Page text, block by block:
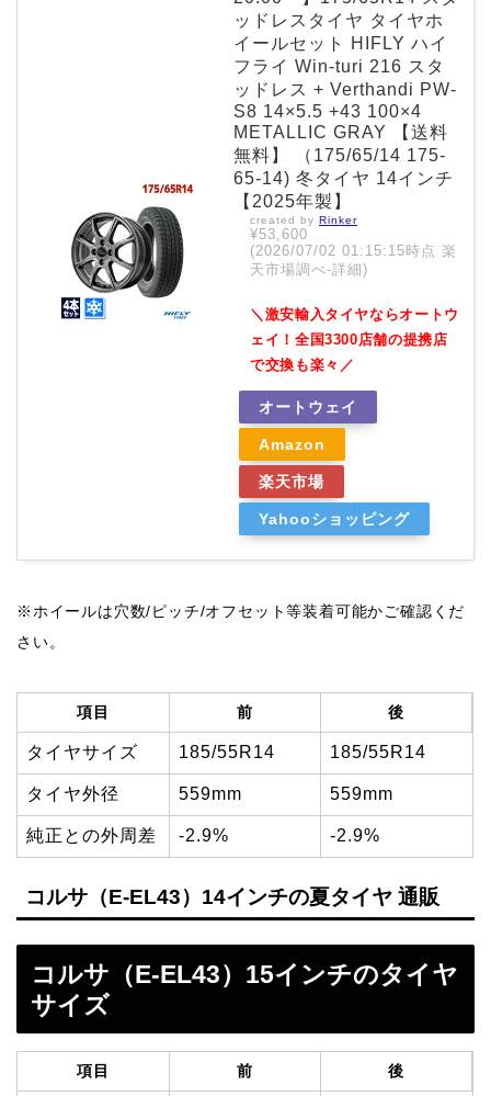
ッドレスタイヤ タイヤホ
イールセット HIFLY ハイ
フライ Win-turi 216 スタ
ッドレス + Verthandi PW-
S8 14×5.5 +43 100×4
METALLIC GRAY 【送料
無料】 （175/65/14 175-
65-14) 冬タイヤ 14インチ
【2025年製】
created by Rinker
¥53,600
(2026/07/02 01:15:15時点 楽
天市場調べ-詳細)
＼激安輸入タイヤならオートウ
ェイ！全国3300店舗の提携店
で交換も楽々／
オートウェイ
Amazon
楽天市場
Yahooショッピング
※ホイールは穴数/ピッチ/オフセット等装着可能かご確認くだ
さい。
項目 前 後
タイヤサイズ 185/55R14 185/55R14
タイヤ外径 559mm 559mm
純正との外周差 -2.9% -2.9%
コルサ（E-EL43）14インチの夏タイヤ 通販
コルサ（E-EL43）15インチのタイヤ
サイズ
項目 前 後